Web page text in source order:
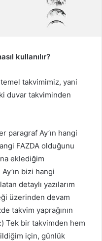
kullanılır?
takvimimiz, yani
duvar takviminden
paragraf Ay’ın hangi
FAZDA olduğunu
eklediğim
bizi hangi
detaylı yazılarım
üzerinden devam
takvim yaprağının
Tek bir takvimden hem
için, günlük